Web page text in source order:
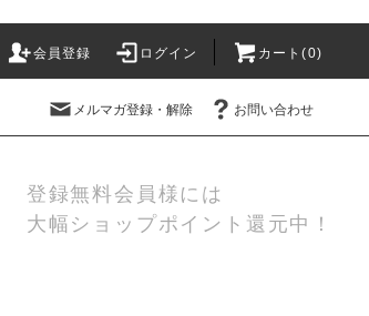
会員登録 ログイン カート(0)
メルマガ登録・解除 お問い合わせ
登録無料会員様には
大幅ショップポイント還元中！